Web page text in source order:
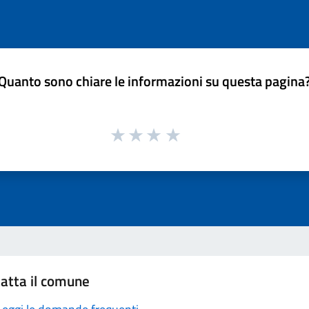
sono chiare le informazioni su questa
il comune